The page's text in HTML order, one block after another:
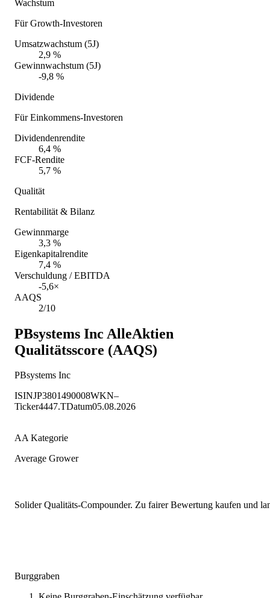
Wachstum
Für Growth-Investoren
Umsatzwachstum (5J)
2,9 %
Gewinnwachstum (5J)
-9,8 %
Dividende
Für Einkommens-Investoren
Dividendenrendite
6,4 %
FCF-Rendite
5,7 %
Qualität
Rentabilität & Bilanz
Gewinnmarge
3,3 %
Eigenkapitalrendite
7,4 %
Verschuldung / EBITDA
-5,6×
AAQS
2/10
PBsystems Inc AlleAktien
Qualitätsscore (AAQS)
PBsystems Inc
ISINJP3801490008WKN–
Ticker4447.TDatum05.08.2026
AA Kategorie
Average Grower
Solider Qualitäts-Compounder. Zu fairer Bewertung kaufen und
Burggraben